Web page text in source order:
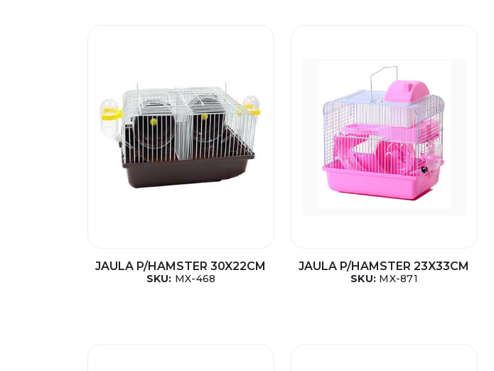
JAULA P/HAMSTER 30X22CM
SKU: MX-468
JAULA P/HAMSTER 23X33CM
SKU: MX-871